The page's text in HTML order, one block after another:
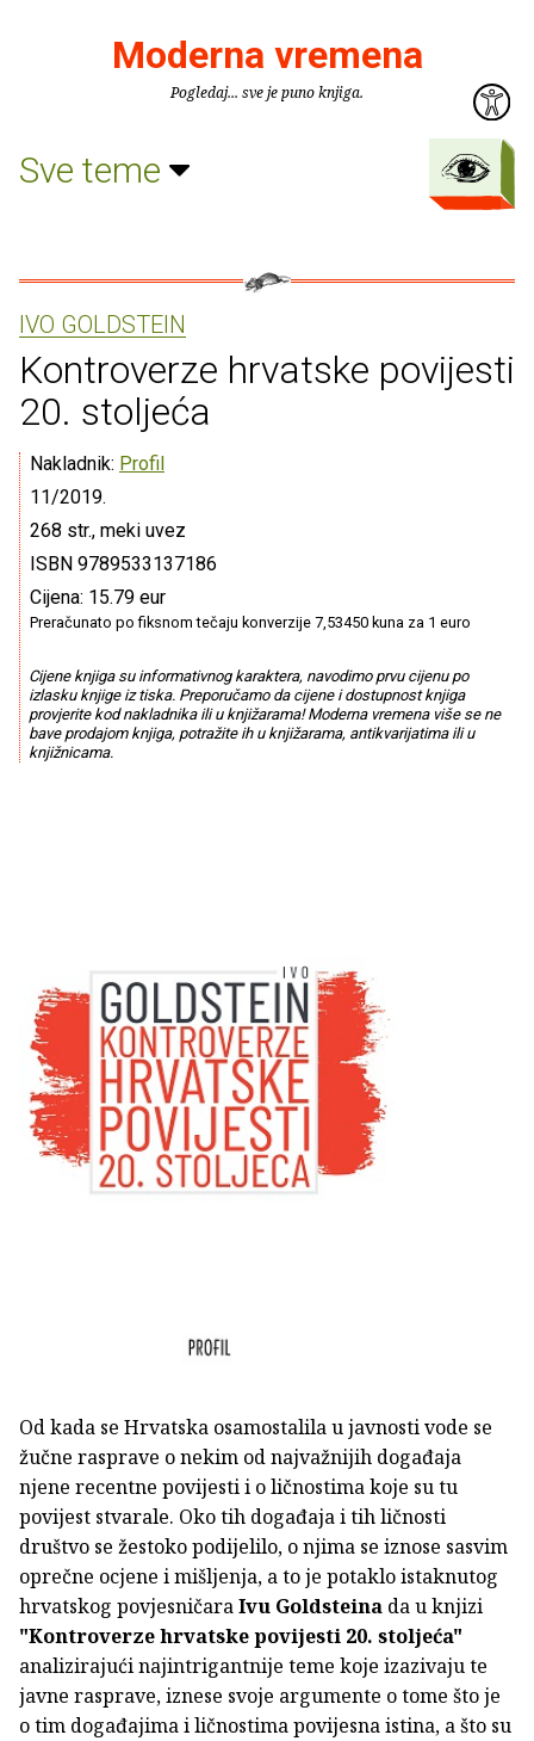
Moderna vremena
Pogledaj... sve je puno knjiga.
Sve teme
IVO GOLDSTEIN
Kontroverze hrvatske povijesti
20. stoljeća
Nakladnik: Profil
11/2019.
268 str., meki uvez
ISBN 9789533137186
Cijena: 15.79 eur
Preračunato po fiksnom tečaju konverzije 7,53450 kuna za 1 euro
Cijene knjiga su informativnog karaktera, navodimo prvu cijenu po
izlasku knjige iz tiska. Preporučamo da cijene i dostupnost knjiga
provjerite kod nakladnika ili u knjižarama! Moderna vremena više se ne
bave prodajom knjiga, potražite ih u knjižarama, antikvarijatima ili u
knjižnicama.
Od kada se Hrvatska osamostalila u javnosti vode se
žučne rasprave o nekim od najvažnijih događaja
njene recentne povijesti i o ličnostima koje su tu
povijest stvarale. Oko tih događaja i tih ličnosti
društvo se žestoko podijelilo, o njima se iznose sasvim
oprečne ocjene i mišljenja, a to je potaklo istaknutog
hrvatskog povjesničaraIvu Goldsteina da u knjizi
"Kontroverze hrvatske povijesti 20. stoljeća"
analizirajući najintrigantnije teme koje izazivaju te
javne rasprave, iznese svoje argumente o tome što je
o tim događajima i ličnostima povijesna istina, a što su